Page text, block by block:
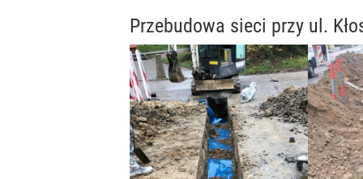
Przebudowa sieci przy ul.